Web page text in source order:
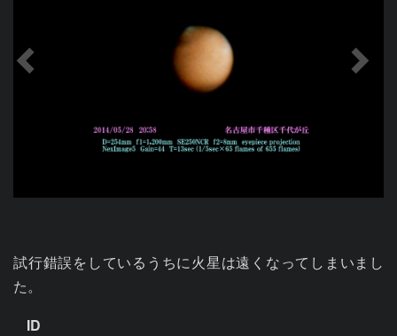
試行錯誤をしているうちに火星は遠くなってしまいまし
た。
ID